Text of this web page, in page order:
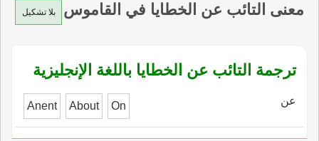
بلا تشكيل معنى التائب عن الخطايا في القاموس
ترجمة التائب عن الخطايا باللغة الإنجليزية
عن Anent About On